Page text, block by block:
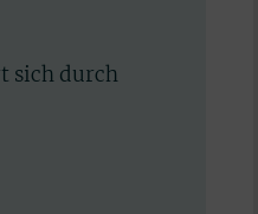
sich durch